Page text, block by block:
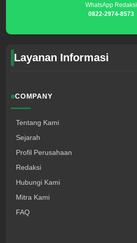
WhatsApp Redaksi
0822-2974-8573
Layanan Informasi
COMPANY
Tentang Kami
Sejarah
Profil Perusahaan
Redaksi
Hubungi Kami
Mitra Kami
FAQ